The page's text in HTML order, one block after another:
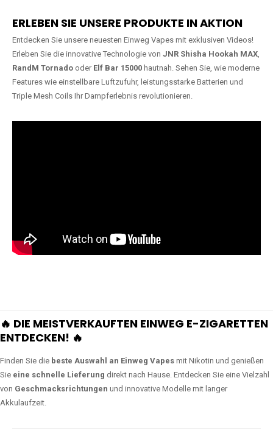
ERLEBEN SIE UNSERE PRODUKTE IN AKTION
Entdecken Sie unsere neuesten Einweg Vapes mit exklusiven Videos!
Erleben Sie die innovative Technologie von JNR Shisha Hookah MAX,
RandM Tornado oder Elf Bar 15000 hautnah. Sehen Sie, wie moderne
Features wie einstellbare Luftzufuhr, leistungsstarke Batterien und
Triple Mesh Coils Ihr Dampferlebnis revolutionieren.
🔥 DIE MEISTVERKAUFTEN EINWEG E-ZIGARETTEN
ENTDECKEN! 🔥
Finden Sie die beste Auswahl an Einweg Vapes mit Nikotin und genießen
Sie eine schnelle Lieferung direkt nach Hause. Entdecken Sie eine Vielzahl
von Geschmacksrichtungen und innovative Modelle mit langer
Akkulaufzeit.